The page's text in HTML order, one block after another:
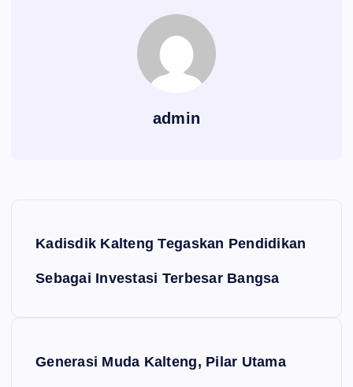
admin
Kadisdik Kalteng Tegaskan Pendidikan
Sebagai Investasi Terbesar Bangsa
Generasi Muda Kalteng, Pilar Utama